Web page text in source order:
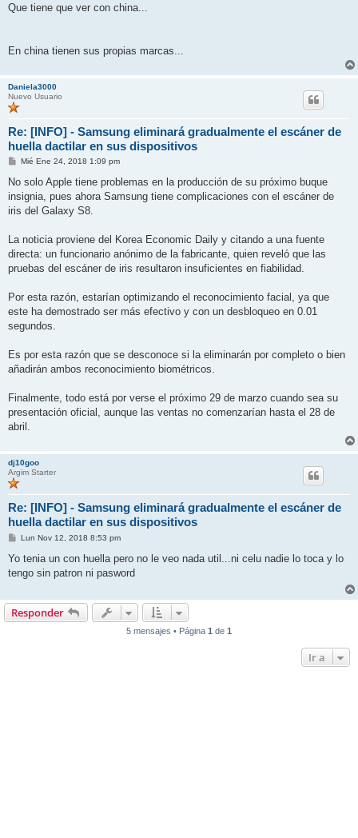
Que tiene que ver con china...
En china tienen sus propias marcas...
Daniela3000
Nuevo Usuario
Re: [INFO] - Samsung eliminará gradualmente el escáner de
huella dactilar en sus dispositivos
M
n
a
j
Mié Ene 24, 2018 1:09 pm
No solo Apple tiene problemas en la producción de su próximo buque
insignia, pues ahora Samsung tiene complicaciones con el escáner de
iris del Galaxy S8.
La noticia proviene del Korea Economic Daily y citando a una fuente
directa: un funcionario anónimo de la fabricante, quien reveló que las
pruebas del escáner de iris resultaron insuficientes en fiabilidad.
Por esta razón, estarían optimizando el reconocimiento facial, ya que
este ha demostrado ser más efectivo y con un desbloqueo en 0.01
segundos.
Es por esta razón que se desconoce si la eliminarán por completo o bien
añadirán ambos reconocimiento biométricos.
Finalmente, todo está por verse el próximo 29 de marzo cuando sea su
presentación oficial, aunque las ventas no comenzarían hasta el 28 de
abril.
dj10goo
Argim Starter
Re: [INFO] - Samsung eliminará gradualmente el escáner de
huella dactilar en sus dispositivos
M
n
a
Lun Nov 12, 2018 8:53 pm
Yo tenia un con huella pero no le veo nada util...ni celu nadie lo toca y lo
tengo sin patron ni pasword
Responder
5 mensajes • Página 1 de 1
Ir a